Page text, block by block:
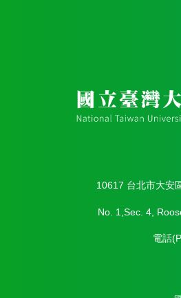
10617 台北市大安
No. 1,Sec. 4,
電話